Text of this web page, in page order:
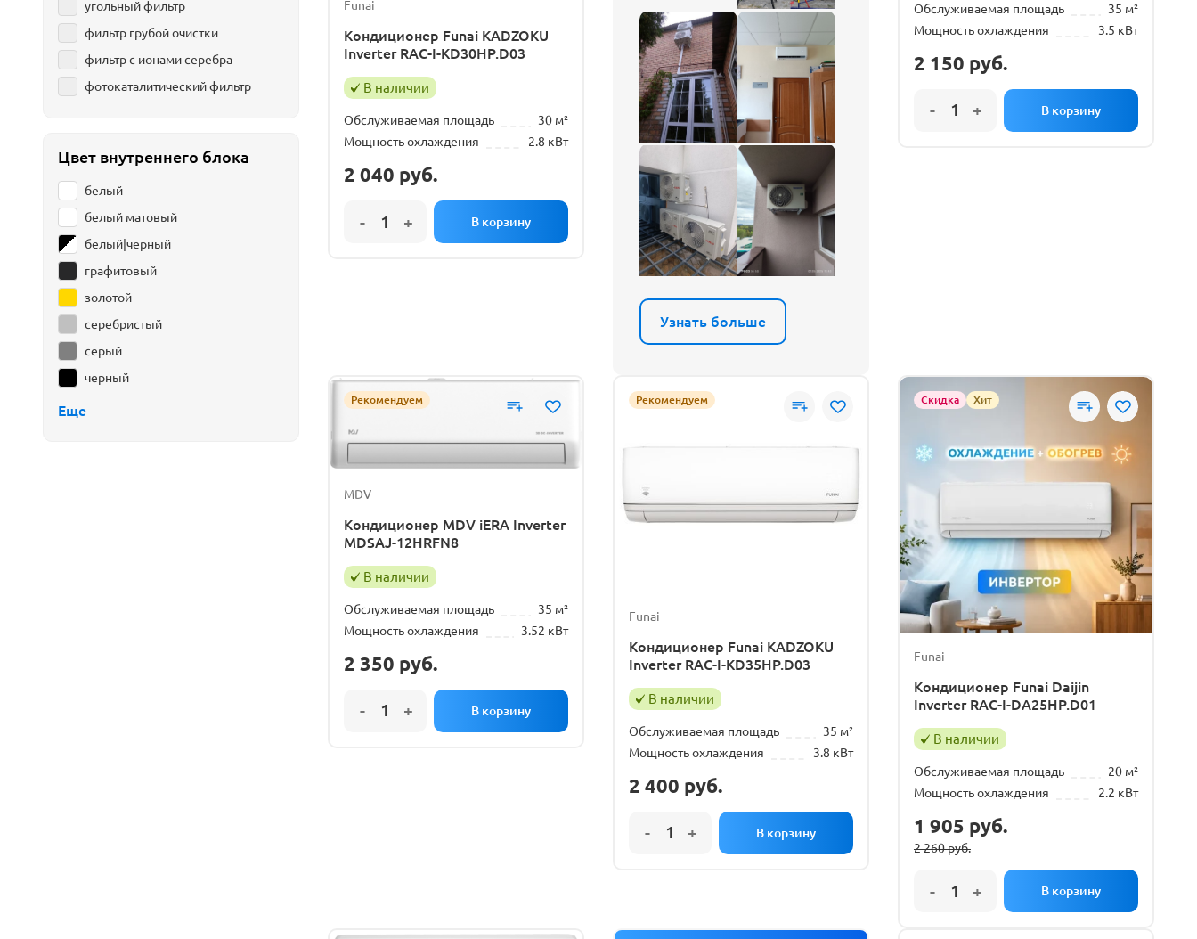
угольный фильтр
фильтр грубой очистки
фильтр с ионами серебра
фотокаталитический фильтр
Цвет внутреннего блока
белый
белый матовый
белый|черный
графитовый
золотой
серебристый
серый
черный
Еще
Funai
Кондиционер Funai KADZOKU
Inverter RAC-I-KD30HP.D03
В наличии
Обслуживаемая площадь
30 м²
Мощность охлаждения
2.8 кВт
2 040 руб.
Узнать больше
Обслуживаемая площадь
35 м²
Мощность охлаждения
3.5 кВт
2 150 руб.
Рекомендуем
MDV
Кондиционер MDV iERA Inverter
MDSAJ-12HRFN8
В наличии
Обслуживаемая площадь
35 м²
Мощность охлаждения
3.52 кВт
2 350 руб.
Рекомендуем
Funai
Кондиционер Funai KADZOKU
Inverter RAC-I-KD35HP.D03
В наличии
Обслуживаемая площадь
35 м²
Мощность охлаждения
3.8 кВт
2 400 руб.
Скидка Хит
Funai
Кондиционер Funai Daijin
Inverter RAC-I-DA25HP.D01
В наличии
Обслуживаемая площадь
20 м²
Мощность охлаждения
2.2 кВт
2 260руб.
Первоначальная
цена
составляла
1 905 руб.
цена: